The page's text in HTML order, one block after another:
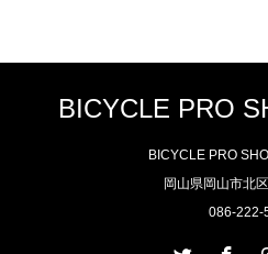
BICYCLE PRO
BICYCLE PRO
岡山県岡山市北
086-222-